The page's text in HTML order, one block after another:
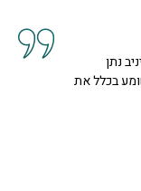
מנציגה
להד בחלל